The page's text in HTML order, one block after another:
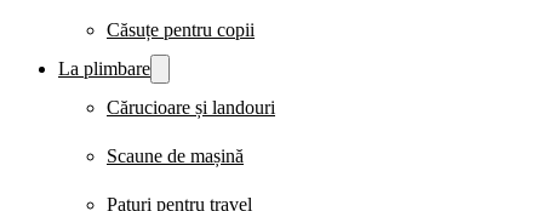
Căsuțe pentru copii
La plimbare
Cărucioare și landouri
Scaune de mașină
Paturi pentru travel